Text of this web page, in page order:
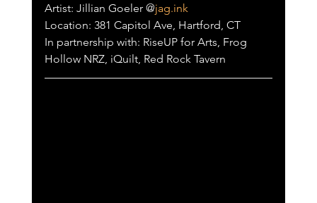
Artist: Jillian Goeler @jag.ink
Location: 381 Capitol Ave, Hartford, CT
In partnership with: RiseUP for Arts, Frog
Hollow NRZ, iQuilt, Red Rock Tavern